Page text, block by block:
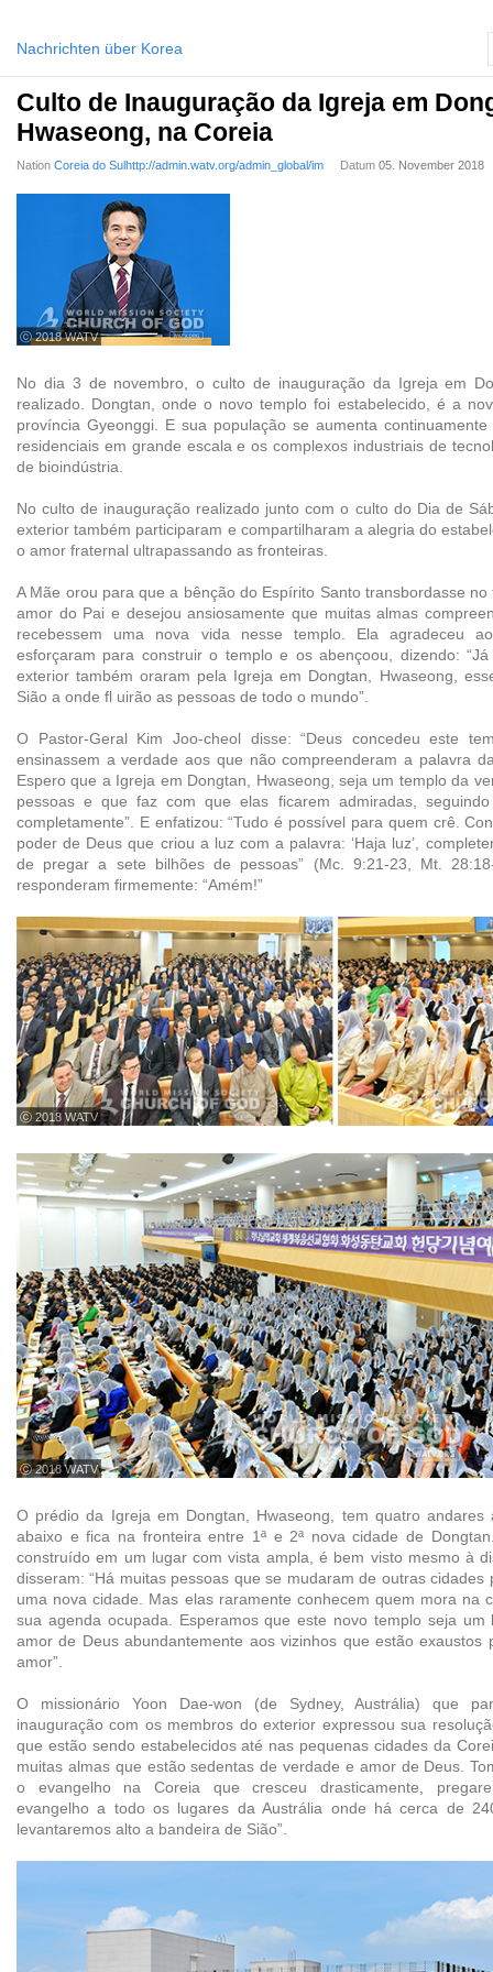
Nachrichten über Korea
Culto de Inauguração da Igreja em
Hwaseong, na Coreia
Nation Coreia do Sulhttp://admin.watv.org/admin_global/im Datum 05. November 2018
ⓒ 2018 WATV
No dia 3 de novembro, o culto de inauguração da Igreja em
realizado. Dongtan, onde o novo templo foi estabelecido, é a
província Gyeonggi. E sua população se aumenta
residenciais em grande escala e os complexos industriais de
de bioindústria.
No culto de inauguração realizado junto com o culto do Dia de
exterior também participaram e compartilharam a alegria do
o amor fraternal ultrapassando as fronteiras.
A Mãe orou para que a bênção do Espírito Santo transbordasse
amor do Pai e desejou ansiosamente que muitas almas
recebessem uma nova vida nesse templo. Ela agradeceu
esforçaram para construir o templo e os abençoou, dizendo:
exterior também oraram pela Igreja em Dongtan, Hwaseong,
Sião a onde fl uirão as pessoas de todo o mundo”.
O Pastor-Geral Kim Joo-cheol disse: “Deus concedeu este
ensinassem a verdade aos que não compreenderam a palavra
Espero que a Igreja em Dongtan, Hwaseong, seja um templo da
pessoas e que faz com que elas ficarem admiradas,
completamente”. E enfatizou: “Tudo é possível para quem crê.
poder de Deus que criou a luz com a palavra: ‘Haja luz’,
de pregar a sete bilhões de pessoas” (Mc. 9:21-23, Mt.
responderam firmemente: “Amém!”
ⓒ 2018 WATV
ⓒ 2018 WATV
O prédio da Igreja em Dongtan, Hwaseong, tem quatro
abaixo e fica na fronteira entre 1ª e 2ª nova cidade de
construído em um lugar com vista ampla, é bem visto mesmo à
disseram: “Há muitas pessoas que se mudaram de outras
uma nova cidade. Mas elas raramente conhecem quem mora na
sua agenda ocupada. Esperamos que este novo templo seja
amor de Deus abundantemente aos vizinhos que estão exaustos
amor”.
O missionário Yoon Dae-won (de Sydney, Austrália) que
inauguração com os membros do exterior expressou sua
que estão sendo estabelecidos até nas pequenas cidades da
muitas almas que estão sedentas de verdade e amor de Deus.
o evangelho na Coreia que cresceu drasticamente,
evangelho a todo os lugares da Austrália onde há cerca de
levantaremos alto a bandeira de Sião”.